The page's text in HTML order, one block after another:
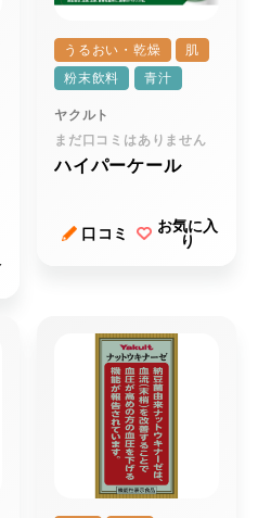
うるおい・乾燥
肌
粉末飲料
青汁
ヤクルト
まだ口コミはありません
ハイパーケール
口コミ
お気に入
り